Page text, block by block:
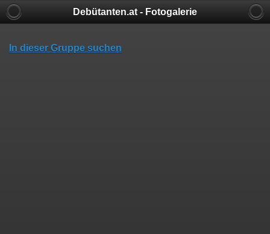
Debütanten.at - Fotogalerie
In dieser Gruppe suchen